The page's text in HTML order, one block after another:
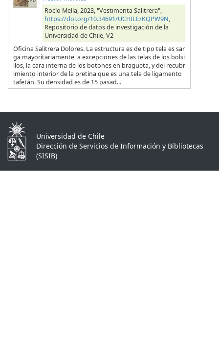
Rocío Mella, 2023, "Vestimenta Salitrera",
https://doi.org/10.34691/UCHILE/KQPW9N,
Repositorio de datos de investigación de la
Universidad de Chile, V2
Oficina Salitrera Dolores. La estructura es de tipo tela es sar
ga mayoritariamente, a excepciones de las telas de los bolsi
llos, la cara interna de los botones en bragueta, y del recubr
imiento interior de la pretina que es una tela de ligamento
tafetán. Su densidad es de 15 pasad...
Universidad de Chile
Dirección de Servicios de Información y Bibliotecas
(SISIB)